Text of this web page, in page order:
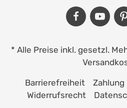
* Alle Preise inkl. gesetzl.
Barrierefreiheit Zahlung
Widerrufsrecht